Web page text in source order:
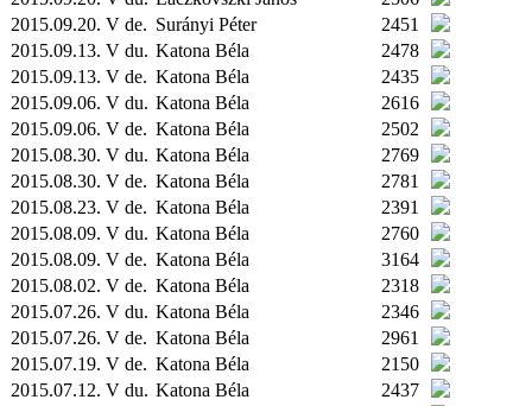
2015.09.20. V de. Surányi Péter
2451
2015.09.13. V du. Katona Béla
2478
2015.09.13. V de. Katona Béla
2435
2015.09.06. V du. Katona Béla
2616
2015.09.06. V de. Katona Béla
2502
2015.08.30. V du. Katona Béla
2769
2015.08.30. V de. Katona Béla
2781
2015.08.23. V de. Katona Béla
2391
2015.08.09. V du. Katona Béla
2760
2015.08.09. V de. Katona Béla
3164
2015.08.02. V de. Katona Béla
2318
2015.07.26. V du. Katona Béla
2346
2015.07.26. V de. Katona Béla
2961
2015.07.19. V de. Katona Béla
2150
2015.07.12. V du. Katona Béla
2437